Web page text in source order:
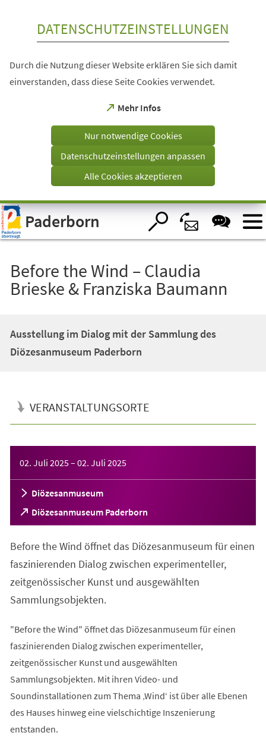
Visuelle
Assistenzsoftware
öffnen.
DATENSCHUTZEINSTELLUNGEN
Durch die Nutzung dieser Website erklären Sie sich damit
einverstanden, dass diese Seite Cookies verwendet.
Mehr Infos
(Öffnet
einem
Tab)
Nur notwendige Cookies
Datenschutzeinstellungen anpassen
Alle Cookies akzeptieren
Paderborn
Before the Wind – Claudia
Brieske & Franziska Baumann
Ausstellung im Dialog mit der Sammlung des
Diözesanmuseum Paderborn
VERANSTALTUNGSORTE
02. Juli 2025– 02. Juli 2025
Diözesanmuseum
Diözesanmuseum Paderborn
(Öffnet
in
neuen
Tab)
Before the Wind öffnet das Diözesanmuseum für einen
faszinierenden Dialog zwischen experimenteller,
zeitgenössischer Kunst und ausgewählten
Sammlungsobjekten.
"Before the Wind" öffnet das Diözesanmuseum für einen
faszinierenden Dialog zwischen experimenteller,
zeitgenössischer Kunst und ausgewählten
Sammlungsobjekten. Mit ihren Video- und
Soundinstallationen zum Thema ‚Wind‘ ist über alle Ebenen
des Hauses hinweg eine vielschichtige Inszenierung
entstanden.